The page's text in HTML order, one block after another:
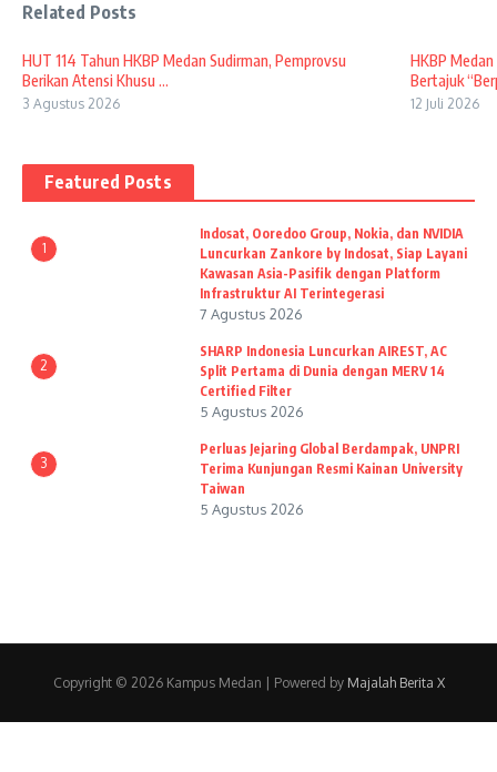
Related Posts
HUT 114 Tahun HKBP Medan Sudirman, Pemprovsu
Berikan Atensi Khusu ...
3 Agustus 2026
HKBP
Bertajuk
12 Juli 2026
Featured Posts
1
Indosat, Ooredoo Group, Nokia, dan NVIDIA
Luncurkan Zankore by Indosat, Siap Layani
Kawasan Asia-Pasifik dengan Platform
Infrastruktur AI Terintegerasi
7 Agustus 2026
2
SHARP Indonesia Luncurkan AIREST, AC
Split Pertama di Dunia dengan MERV 14
Certified Filter
5 Agustus 2026
3
Perluas Jejaring Global Berdampak, UNPRI
Terima Kunjungan Resmi Kainan University
Taiwan
5 Agustus 2026
Copyright © 2026 Kampus Medan | Powered by Majalah Berita X